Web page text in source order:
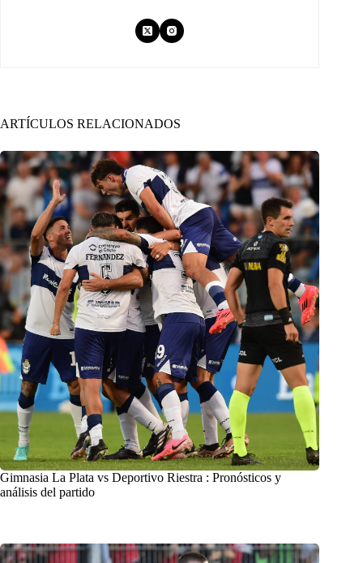
ARTÍCULOS RELACIONADOS
Gimnasia La Plata vs Deportivo Riestra : Pronósticos y
análisis del partido